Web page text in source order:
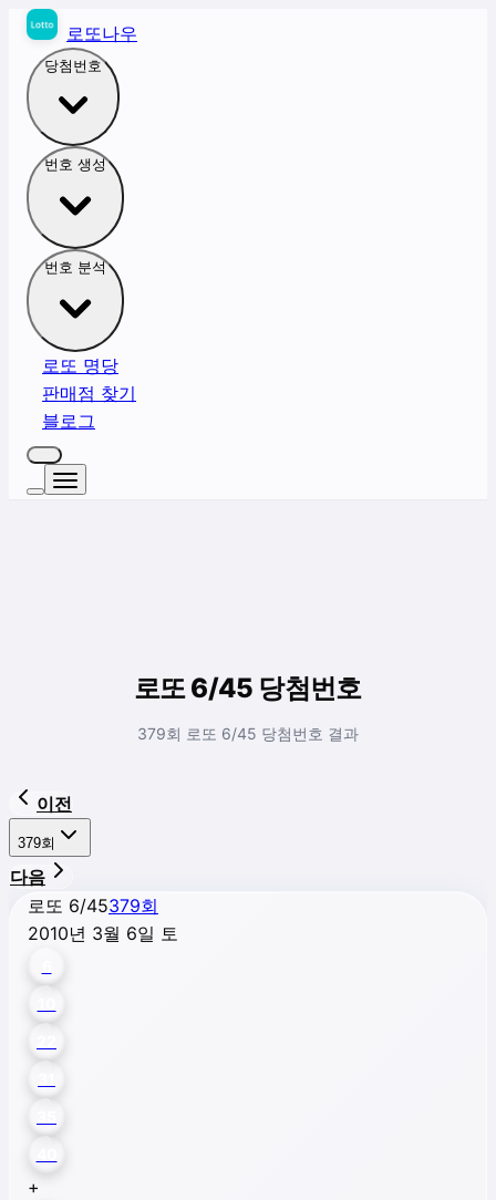
로또나우
당첨번호
번호 생성
번호 분석
로또 명당
판매점 찾기
블로그
로또 6/45 당첨번호
379회 로또 6/45 당첨번호 결과
이전
379회
다음
로또 6/45379회
2010년 3월 6일 토
+